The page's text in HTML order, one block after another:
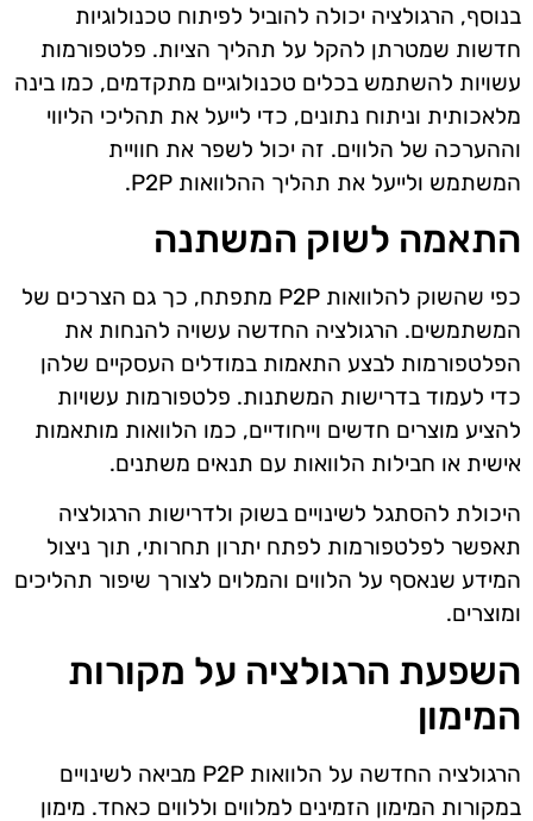
בנוסף, הרגולציה יכולה להוביל לפיתוח טכנולוגיות
חדשות שמטרתן להקל על תהליך הציות. פלטפורמות
עשויות להשתמש בכלים טכנולוגיים מתקדמים, כמו בינה
מלאכותית וניתוח נתונים, כדי לייעל את תהליכי הליווי
וההערכה של הלווים. זה יכול לשפר את חוויית
המשתמש ולייעל את תהליך ההלוואות P2P.
התאמה לשוק המשתנה
כפי שהשוק להלוואות P2P מתפתח, כך גם הצרכים של
המשתמשים. הרגולציה החדשה עשויה להנחות את
הפלטפורמות לבצע התאמות במודלים העסקיים שלהן
כדי לעמוד בדרישות המשתנות. פלטפורמות עשויות
להציע מוצרים חדשים וייחודיים, כמו הלוואות מותאמות
אישית או חבילות הלוואות עם תנאים משתנים.
היכולת להסתגל לשינויים בשוק ולדרישות הרגולציה
תאפשר לפלטפורמות לפתח יתרון תחרותי, תוך ניצול
המידע שנאסף על הלווים והמלוים לצורך שיפור תהליכים
ומוצרים.
השפעת הרגולציה על מקורות
המימון
הרגולציה החדשה על הלוואות P2P מביאה לשינויים
במקורות המימון הזמינים למלווים וללווים כאחד. מימון